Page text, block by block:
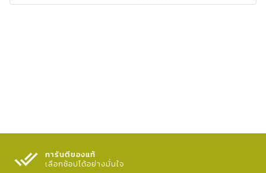
การันตีของแท้
เลือกช้อปได้อย่างมั่นใจ​